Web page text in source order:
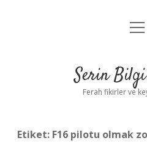
Yasal
Serin
Ferah fikirler ve
Etiket: F16 pilotu olmak